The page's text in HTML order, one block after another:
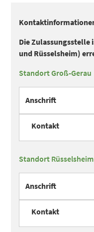
Die Zulassungsstelle
und Rüsselsheim)
Standort Groß-Gerau
Anschrift
Kontakt
Standort Rüsselsheim
Anschrift
Kontakt